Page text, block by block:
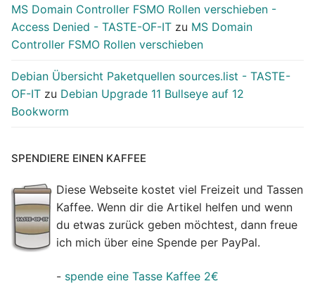
MS Domain Controller FSMO Rollen verschieben -
Access Denied - TASTE-OF-IT zu MS Domain
Controller FSMO Rollen verschieben
Debian Übersicht Paketquellen sources.list - TASTE-
OF-IT zu Debian Upgrade 11 Bullseye auf 12
Bookworm
SPENDIERE EINEN KAFFEE
Diese Webseite kostet viel Freizeit und Tassen
Kaffee. Wenn dir die Artikel helfen und wenn
du etwas zurück geben möchtest, dann freue
ich mich über eine Spende per PayPal.
- spende eine Tasse Kaffee 2€